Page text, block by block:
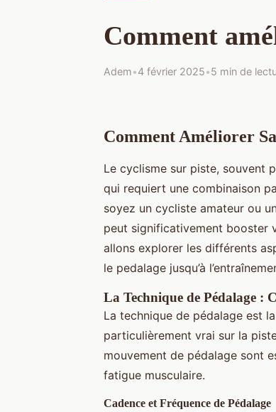
Comment
Adem•4 février 2025•5 min de
Comment Améliorer
Le cyclisme sur piste, souvent
qui requiert une combinaison
soyez un cycliste amateur ou
peut significativement booster
allons explorer les différents
le pedalage jusqu’à
La Technique de Pédalage :
La technique de pédalage est
particulièrement vrai sur la
mouvement de pédalage sont
fatigue musculaire.
Cadence et Fréquence de Pédalage